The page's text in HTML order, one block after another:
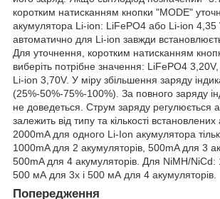
коротким натисканням кнопки "MODE"
акумулятора Li-ion: LiFePO4 або Li-ion 4,35
автоматично для Li-ion завжди
Для уточнення, коротким натисканням
виберіть потрібне значення: LiFePO4
Li-ion 3,70V. У міру збільшення заряду
(25%-50%-75%-100%). За повного заряду
не доведеться. Струм заряду регулюється
залежить від типу та кількості встановлених
2000mA для одного Li-Ion акумулятора
1000mA для 2 акумуляторів, 500mA для 3
500mA для 4 акумуляторів. Для NiMH/
500 мА для 3х і 500 мА для 4 акумуляторів.
Попередження